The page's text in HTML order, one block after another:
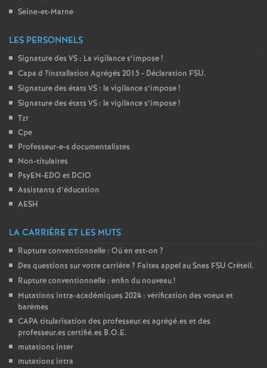
Seine-et-Marne
LES PERSONNELS
Signature des VS : La vigilance s’impose!
Capa d ?installation Agrégés 2015 - Déclaration FSU.
Signature des états VS : la vigilance s’impose!
Signature des états VS : la vigilance s’impose!
Tzr
Cpe
Professeur-e-s documentalistes
Non-titulaires
PsyEN-EDO et DCIO
Assistants d’éducation
AESH
LA CARRIÈRE ET LES MUTS
Rupture conventionnelle : Où en est-on ?
Des questions sur votre carrière? Faites appel au Snes FSU Créteil.
Rupture conventionnelle : enfin du nouveau!
Mutations intra-académiques 2024 : vérification des voeux et
barèmes
CAPAtitularisation des professeur.es agrégé.es et des
professeur.es certifié.es B.O.E.
mutations inter
mutations intra